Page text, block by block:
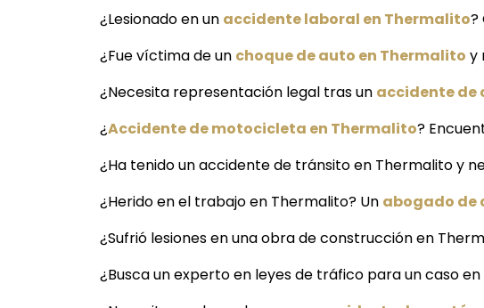
¿Lesionado en un accidente laboral en Thermalito?
¿Fue víctima de un choque de auto en Thermalito y
¿Necesita representación legal tras un accidente de
¿Accidente de motocicleta en Thermalito?
¿Ha tenido un accidente de tránsito en Thermalito y
¿Herido en el trabajo en Thermalito? Un abogado de
¿Sufrió lesiones en una obra de construcción en
¿Busca un experto en leyes de tráfico para un caso